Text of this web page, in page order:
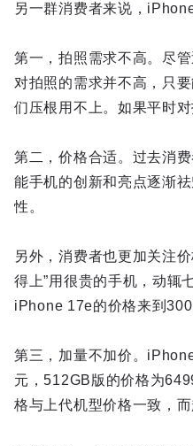
另一群消费者来说，
第一，拍照需求不高。尽
对拍照的需求并不高，只
们压根用不上。如果平时
第二，价格合适。过去消
能手机的创新和亮点逐渐
性。
另外，消费者也更加关注
得上”用很贵的手机，动辄
iPhone 17e的价格来到
第三，加量不加价。
元，512GB版的价格为
格与上代机型价格一致，